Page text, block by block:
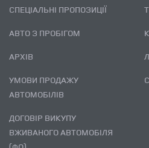
СПЕЦІАЛЬНІ ПРОПОЗИЦІЇ
АВТО З ПРОБІГОМ
АРХІВ
УМОВИ ПРОДАЖУ
АВТОМОБІЛІВ
ДОГОВІР ВИКУПУ
ВЖИВАНОГО АВТОМОБІЛЯ